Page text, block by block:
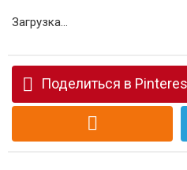
Загрузка...
Поделиться в